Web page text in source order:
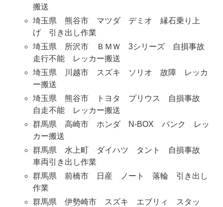
搬送
埼玉県 熊谷市 マツダ デミオ 縁石乗り上
げ 引き出し作業
埼玉県 所沢市 ＢＭＷ 3シリーズ 自損事故
走行不能 レッカー搬送
埼玉県 川越市 スズキ ソリオ 故障 レッカ
ー搬送
埼玉県 熊谷市 トヨタ プリウス 自損事故
自走不能 レッカー搬送
群馬県 高崎市 ホンダ N-BOX パンク レッ
カー搬送
群馬県 水上町 ダイハツ タント 自損事故
車両引き出し作業
群馬県 前橋市 日産 ノート 落輪 引き出し
作業
群馬県 伊勢崎市 スズキ エブリィ スタッ